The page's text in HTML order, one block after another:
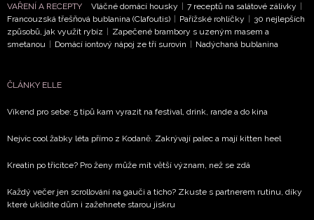
VAŘENÍ A RECEPTY Vláčné domácí housky | 7 receptů na salátové zálivky |
Francouzská třešňová bublanina (Clafoutis) | Pařížské rohlíčky | 30 nejlepších
způsobů, jak využít rybíz | Zapečené brambory s uzeným masem a
smetanou | Domácí iontový nápoj ze tří surovin | Nadýchaná bublanina
ČLÁNKY ELLE
Víkend pro sebe: 5 tipů kam vyrazit na festival, drink, rande a do kina
Nejvíc cool žabky léta přímo z Kodaně. Zakrývají palec a mají kitten heel
Kreatin po třicítce? Pro ženy může mít větší význam, než se zdá
Každý večer jen scrollování na gauči a ticho? Zkuste s partnerem rutinu, díky
které uklidíte dům i zažehnete starou jiskru